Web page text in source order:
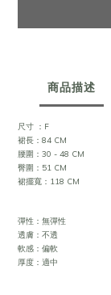
商品描述
尺寸 ：F
裙長：84 CM
腰圍：30 - 48 CM
臀圍：51 CM
裙擺寬：118 CM
彈性：無彈性
透膚：不透
軟感：偏軟
厚度：適中